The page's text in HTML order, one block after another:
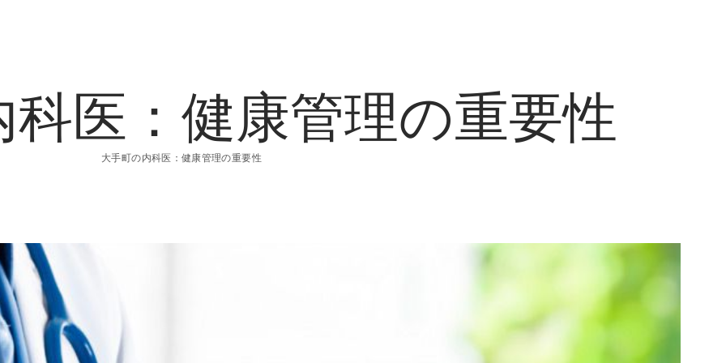
医：健康管理の重要性
大手町の内科医：健康管理の重要性